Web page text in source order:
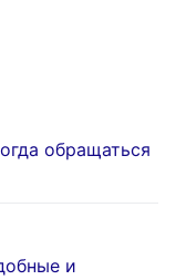
обращаться
и